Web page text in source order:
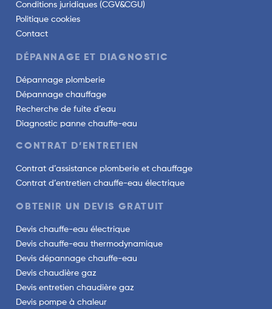
Conditions juridiques (CGV&CGU)
Politique cookies
Contact
DÉPANNAGE ET DIAGNOSTIC
Dépannage plomberie
Dépannage chauffage
Recherche de fuite d’eau
Diagnostic panne chauffe-eau
CONTRAT D’ENTRETIEN
Contrat d’assistance plomberie et chauffage
Contrat d’entretien chauffe-eau électrique
OBTENIR UN DEVIS GRATUIT
Devis chauffe-eau électrique
Devis chauffe-eau thermodynamique
Devis dépannage chauffe-eau
Devis chaudière gaz
Devis entretien chaudière gaz
Devis pompe à chaleur